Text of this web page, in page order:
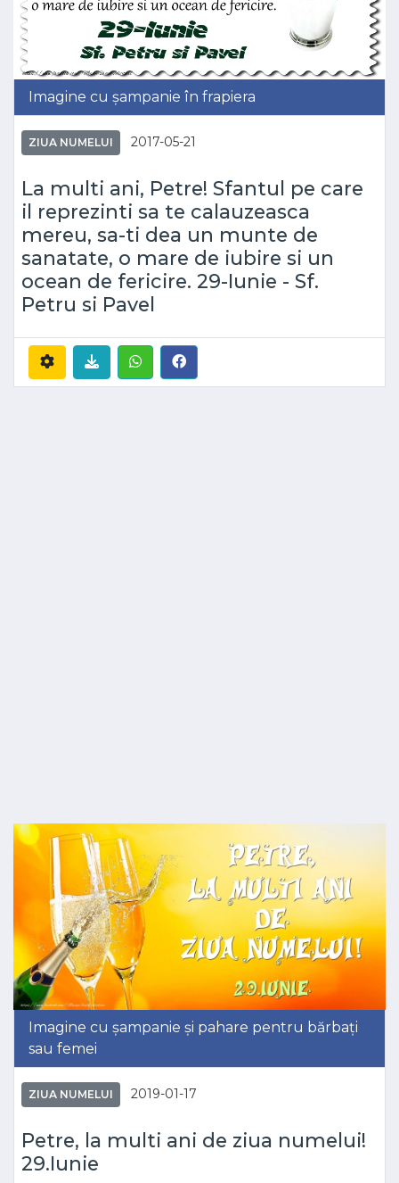
Imagine cu șampanie în frapiera
ZIUA NUMELUI 2017-05-21
La multi ani, Petre! Sfantul pe care
il reprezinti sa te calauzeasca
mereu, sa-ti dea un munte de
sanatate, o mare de iubire si un
ocean de fericire. 29-Iunie - Sf.
Petru si Pavel
Imagine cu șampanie și pahare pentru bărbați
sau femei
ZIUA NUMELUI 2019-01-17
Petre, la multi ani de ziua numelui!
29.Iunie